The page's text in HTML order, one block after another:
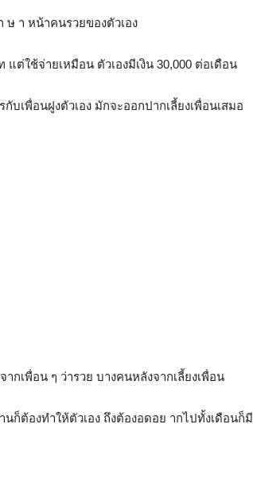
ษ า หน้าคนรวยของตัวเอง
แต่ใช้จ่ายเหมือน ตัวเองมีเงิน 30,000 ต่อเดือน
บเพื่อนฝูงตัวเอง มักจะออกปากเลี้ยงเพื่อนเสมอ
กเพื่อน ๆ ว่ารวย บางคนหลังจากเลี้ยงเพื่อน
ก็ต้องทำให้ตัวเอง ถึงต้องอดอย ากไปทั้งเดือนก็มี